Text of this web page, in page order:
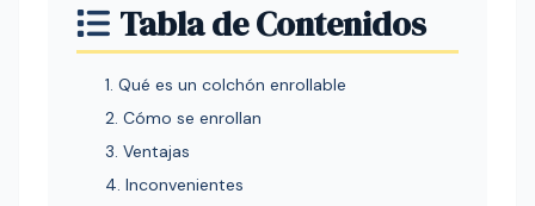
Tabla de Contenidos
1. Qué es un colchón enrollable
2. Cómo se enrollan
3. Ventajas
4. Inconvenientes